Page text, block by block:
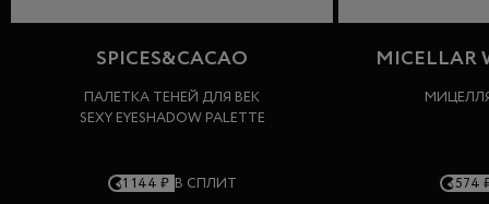
SPICES&CACAO
ПАЛЕТКА ТЕНЕЙ ДЛЯ ВЕК
SEXY EYESHADOW PALETTE
1 144 ₽ В СПЛИТ
MICELLAR
574